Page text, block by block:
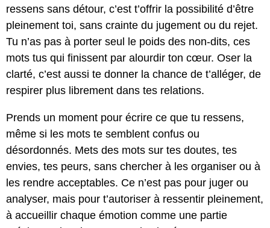
ressens sans détour, c’est t’offrir la possibilité d’être
pleinement toi, sans crainte du jugement ou du rejet.
Tu n’as pas à porter seul le poids des non-dits, ces
mots tus qui finissent par alourdir ton cœur. Oser la
clarté, c’est aussi te donner la chance de t’alléger, de
respirer plus librement dans tes relations.
Prends un moment pour écrire ce que tu ressens,
même si les mots te semblent confus ou
désordonnés. Mets des mots sur tes doutes, tes
envies, tes peurs, sans chercher à les organiser ou à
les rendre acceptables. Ce n’est pas pour juger ou
analyser, mais pour t’autoriser à ressentir pleinement,
à accueillir chaque émotion comme une partie